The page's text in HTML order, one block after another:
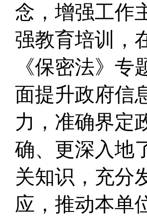
念，增强工作
强教育培训，
《保密法》
面提升政府信
力，准确界定
确、更深入地
关知识，充分
应，推动本单